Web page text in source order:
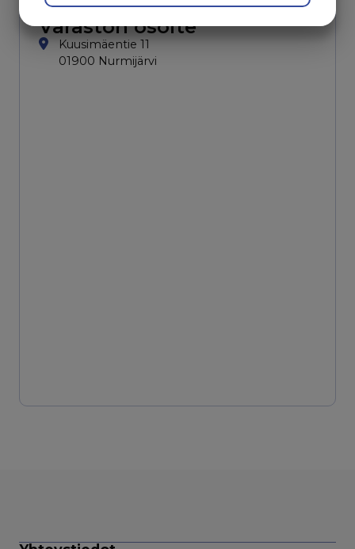
Varaston osoite
Kuusimäentie 11
01900 Nurmijärvi
MARKKINOINTI